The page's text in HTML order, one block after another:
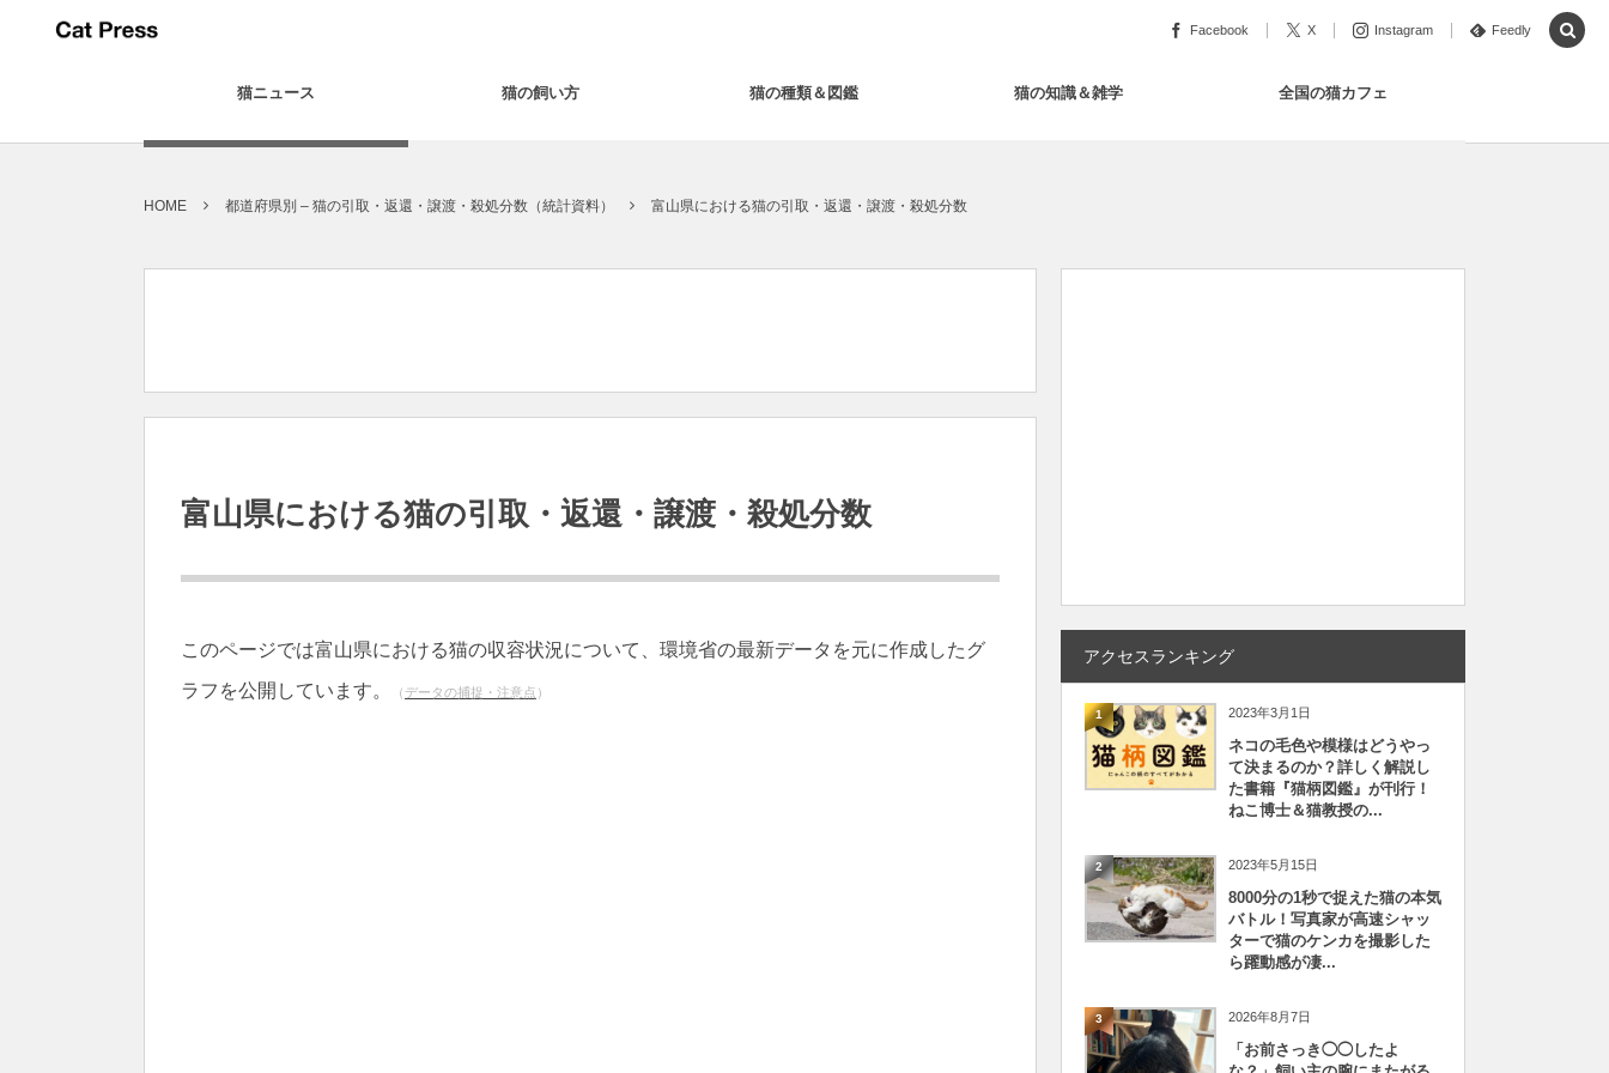
Facebook X Instagram Feedly
猫ニュース 猫の飼い方 猫の種類＆図鑑 猫の知識＆雑学 全国の猫カフェ
HOME 都道府県別 – 猫の引取・返還・譲渡・殺処分数（統計資料） 富山県における猫の引取・返還・譲渡・殺処分数
富山県における猫の引取・返還・譲渡・殺処分数
このページでは富山県における猫の収容状況について、環境省の最新データを元に作成したグ
ラフを公開しています。
（ データの捕捉・注意点 ）
アクセスランキング
1 2023年3月1日
ネコの毛色や模様はどうやっ
て決まるのか？詳しく解説し
た書籍『猫柄図鑑』が刊行！
ねこ博士＆猫教授の...
2 2023年5月15日
8000分の1秒で捉えた猫の本気
バトル！写真家が高速シャッ
ターで猫のケンカを撮影した
ら躍動感が凄...
3 2026年8月7日
「お前さっき◯◯したよ